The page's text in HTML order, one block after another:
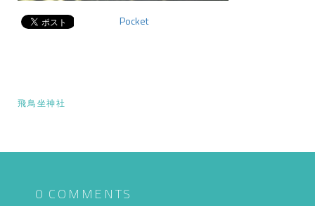
Pocket
投
ナ
飛鳥坐神社
0 COMMENTS